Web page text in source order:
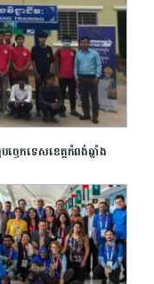
ចេកទេសខេត្តកំពង់ឆ្នាំង